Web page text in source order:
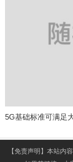
5G基础标准可满足
【免责声明】本站内